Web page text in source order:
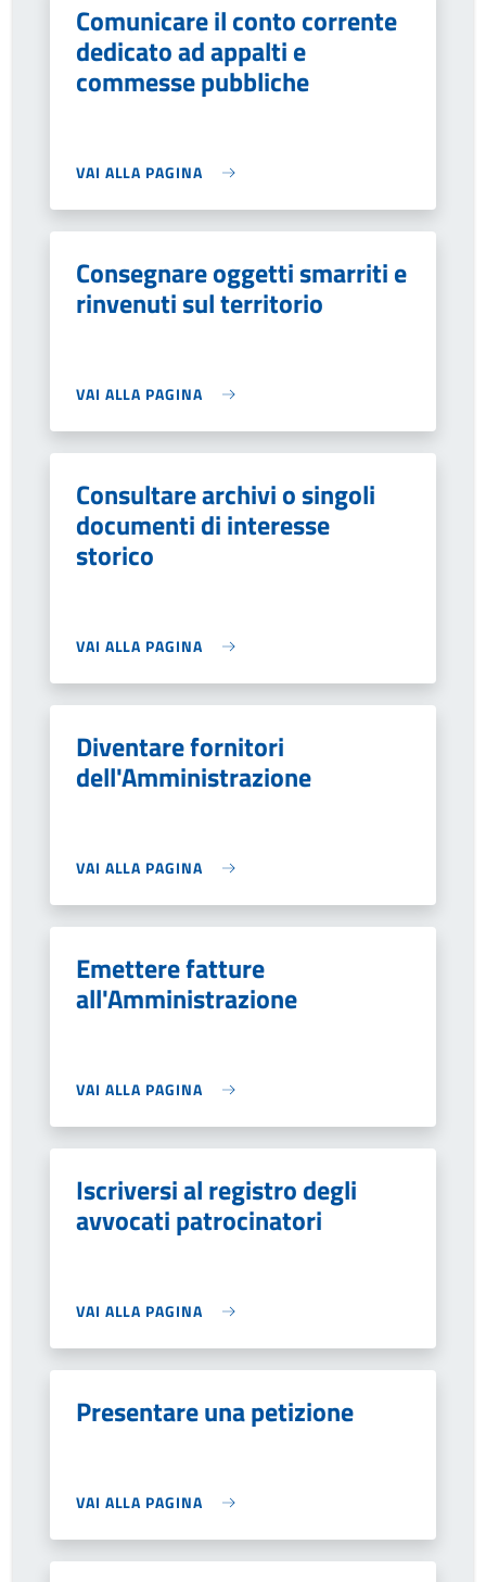
Comunicare il conto corrente
dedicato ad appalti e
commesse pubbliche
VAI ALLA PAGINA
Consegnare oggetti smarriti e
rinvenuti sul territorio
VAI ALLA PAGINA
Consultare archivi o singoli
documenti di interesse
storico
VAI ALLA PAGINA
Diventare fornitori
dell'Amministrazione
VAI ALLA PAGINA
Emettere fatture
all'Amministrazione
VAI ALLA PAGINA
Iscriversi al registro degli
avvocati patrocinatori
VAI ALLA PAGINA
Presentare una petizione
VAI ALLA PAGINA